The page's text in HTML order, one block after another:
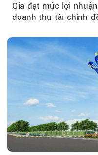
Gia đạt mức lợi
doanh thu tài chính